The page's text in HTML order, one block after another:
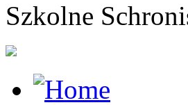
Szkolne